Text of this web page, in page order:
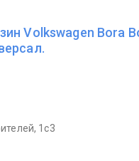
Volkswagen Bora
1с3